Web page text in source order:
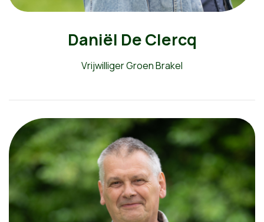
Daniël De Clercq
Vrijwilliger Groen Brakel